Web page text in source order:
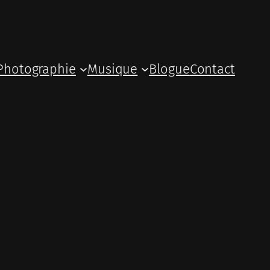
Musique BlogueContact